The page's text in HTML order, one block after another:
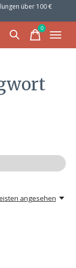
über 100 €
0items
angesehen